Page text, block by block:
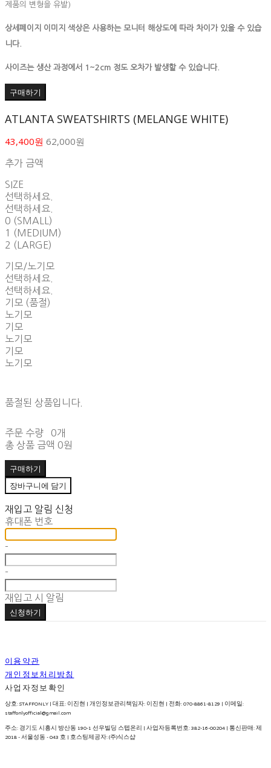
제품의 변형을 유발)
상세페이지 이미지 색상은 사용하는 모니터 해상도에 따라 차이가 있을 수 있습
니다.
사이즈는 생산 과정에서 1~2cm 정도 오차가 발생할 수 있습니다.
구매하기
ATLANTA SWEATSHIRTS (MELANGE WHITE)
43,400원 62,000원
추가 금액
SIZE
선택하세요.
선택하세요.
0 (SMALL)
1 (MEDIUM)
2 (LARGE)
기모/노기모
선택하세요.
선택하세요.
기모 (품절)
노기모
기모
노기모
기모
노기모
품절된 상품입니다.
주문 수량
0개
총 상품 금액 0원
구매하기
장바구니에 담기
재입고 알림 신청
휴대폰 번호
-
-
재입고 시 알림
신청하기
이용약관
개인정보처리방침
사업자정보확인
상호: STAFFONLY | 대표: 이진현 | 개인정보관리책임자: 이진현 | 전화: 070-8861-8129 | 이메일:
staffonlyofficial@gmail.com
주소: 경기도 시흥시 방산동 190-1 선우빌딩 스텝온리 | 사업자등록번호:382-16-00204| 통신판매:제
2018 - 서울성동 - 043 호| 호스팅제공자: (주)식스샵